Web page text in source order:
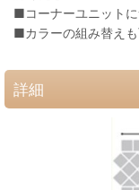
■コーナーユニットに
■カラーの組み替えも
詳細